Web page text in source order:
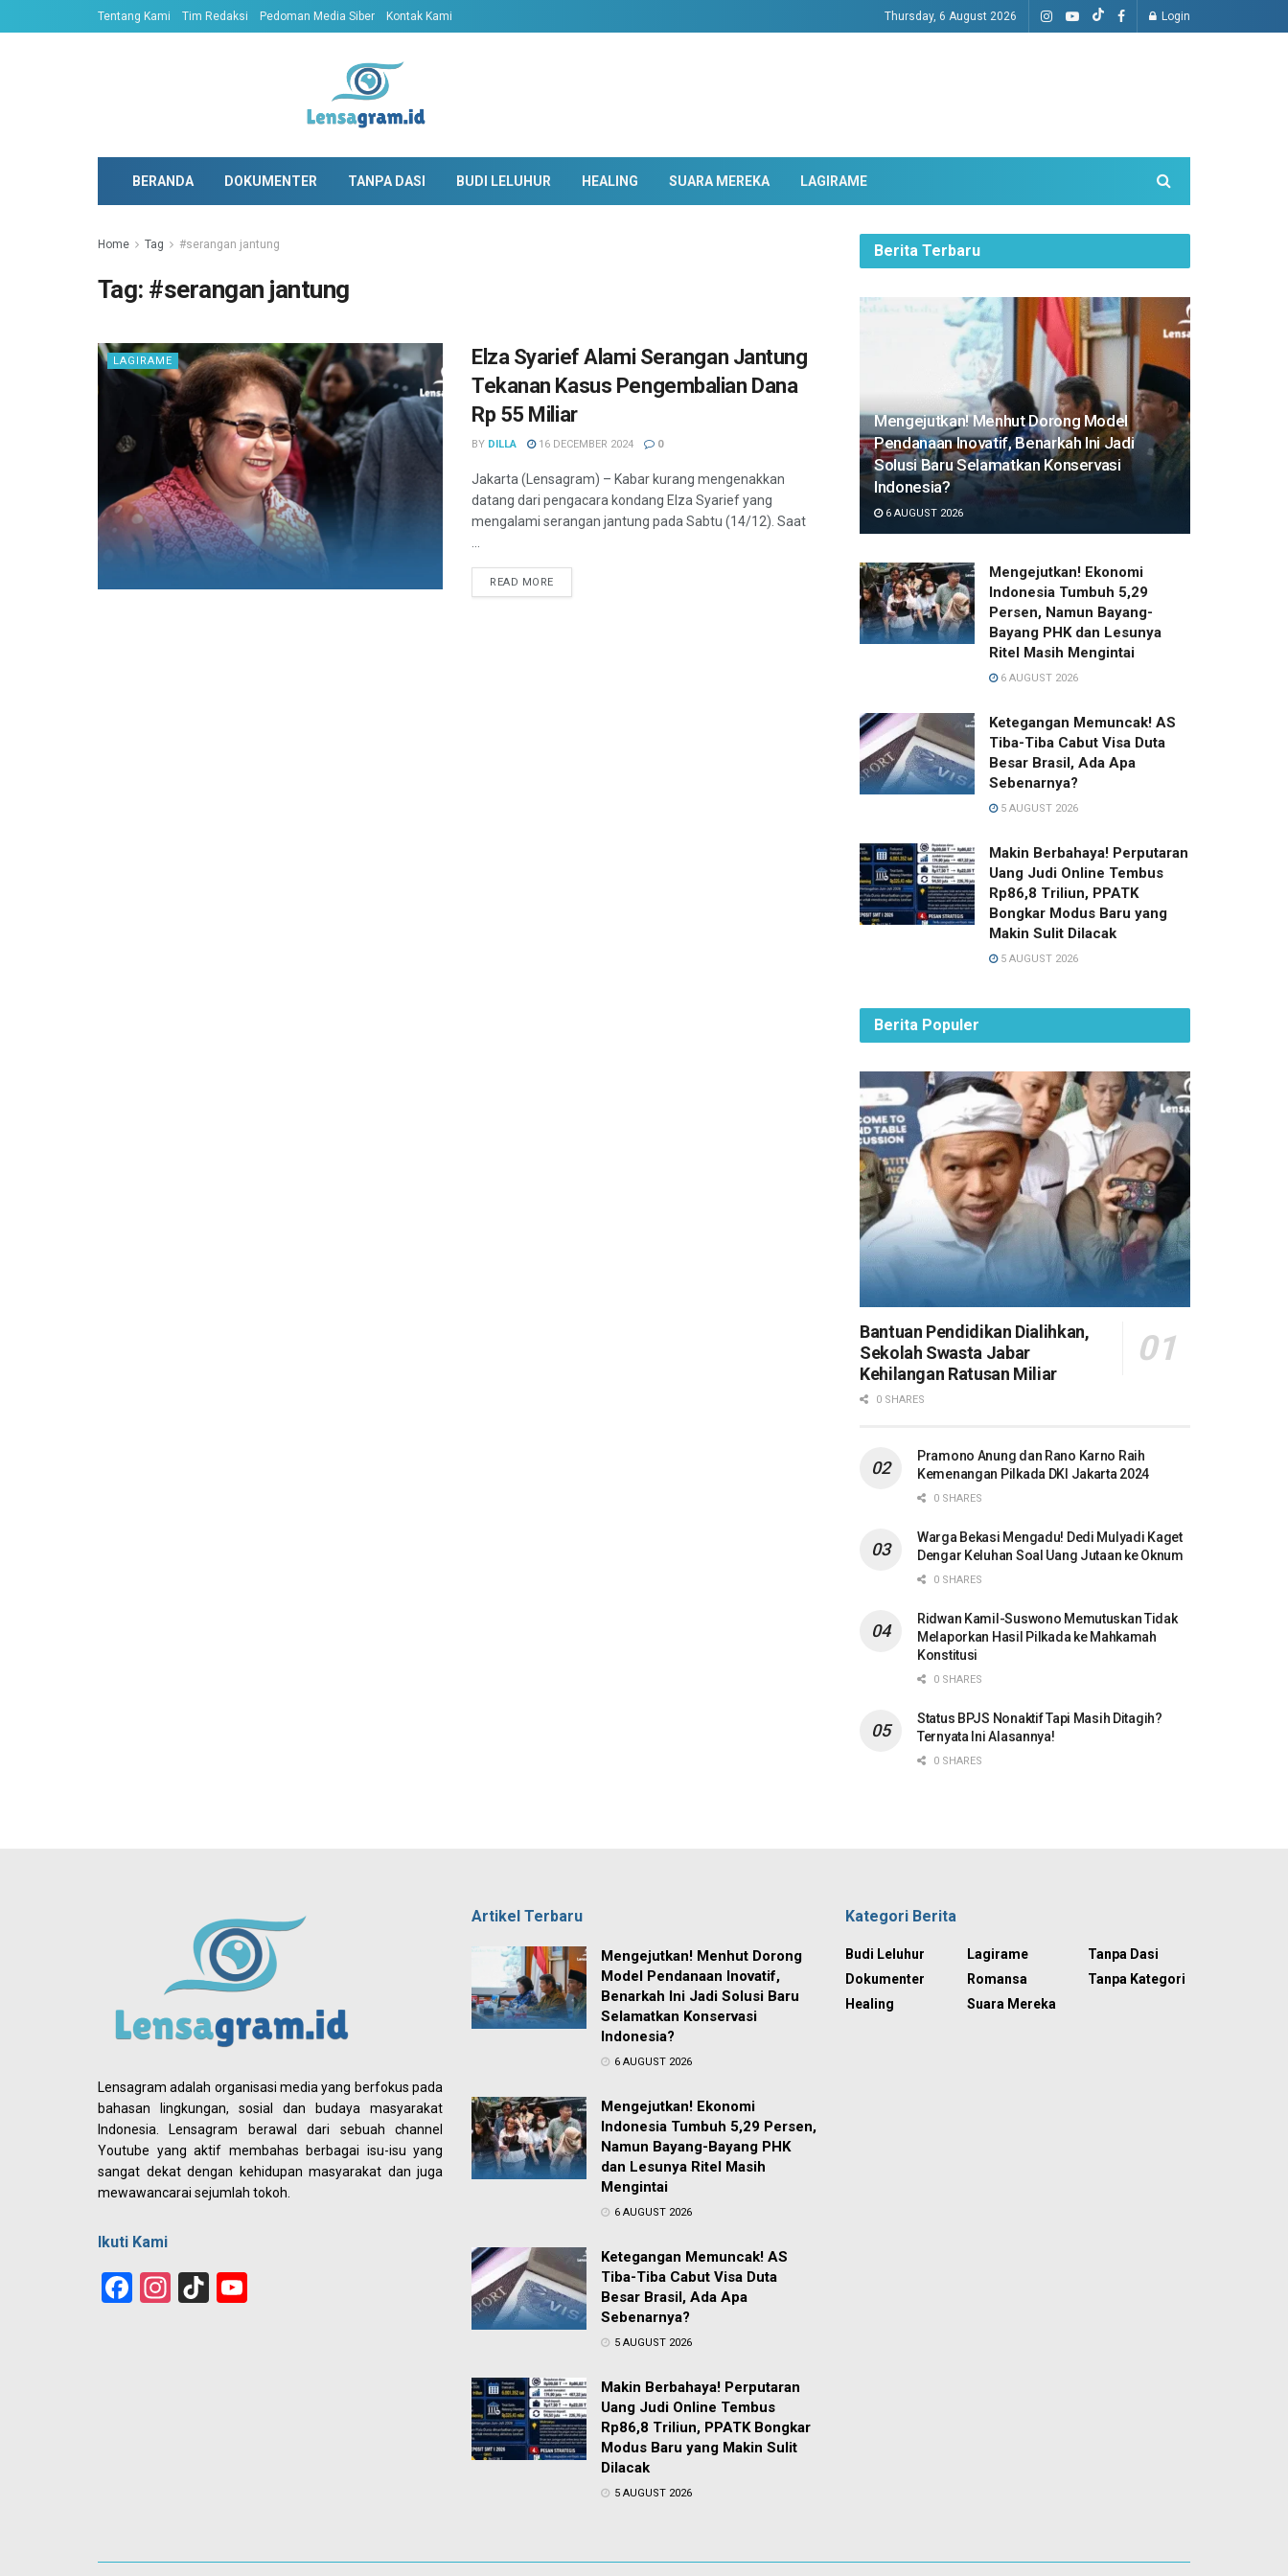
Tentang Kami Tim Redaksi Pedoman Media Siber Kontak Kami Thursday, 6 August 2026 Login
BERANDA DOKUMENTER TANPA DASI BUDI LELUHUR HEALING SUARA MEREKA LAGIRAME
Home Tag #serangan jantung
Tag: #serangan jantung
LAGIRAME
Elza Syarief Alami Serangan Jantung
Tekanan Kasus Pengembalian Dana
Rp 55 Miliar
BY DILLA 16 DECEMBER 2024 0
Jakarta (Lensagram) – Kabar kurang mengenakkan
datang dari pengacara kondang Elza Syarief yang
mengalami serangan jantung pada Sabtu (14/12). Saat
READ MORE
Berita Terbaru
Mengejutkan! Menhut Dorong Model
Pendanaan Inovatif, Benarkah Ini Jadi
Solusi Baru Selamatkan Konservasi
Indonesia?
6 AUGUST 2026
Mengejutkan! Ekonomi
Indonesia Tumbuh 5,29
Persen, Namun Bayang-
Bayang PHK dan Lesunya
Ritel Masih Mengintai
6 AUGUST 2026
Ketegangan Memuncak! AS
Tiba-Tiba Cabut Visa Duta
Besar Brasil, Ada Apa
Sebenarnya?
5 AUGUST 2026
Makin Berbahaya! Perputaran
Uang Judi Online Tembus
Rp86,8 Triliun, PPATK
Bongkar Modus Baru yang
Makin Sulit Dilacak
5 AUGUST 2026
Berita Populer
Bantuan Pendidikan Dialihkan,
Sekolah Swasta Jabar
Kehilangan Ratusan Miliar
0 SHARES
Pramono Anung dan Rano Karno Raih
Kemenangan Pilkada DKI Jakarta 2024
0 SHARES
Warga Bekasi Mengadu! Dedi Mulyadi Kaget
Dengar Keluhan Soal Uang Jutaan ke Oknum
0 SHARES
Ridwan Kamil-Suswono Memutuskan Tidak
Melaporkan Hasil Pilkada ke Mahkamah
Konstitusi
0 SHARES
Status BPJS Nonaktif Tapi Masih Ditagih?
Ternyata Ini Alasannya!
0 SHARES
Lensagram adalah organisasi media yang berfokus pada
bahasan lingkungan, sosial dan budaya masyarakat
Indonesia. Lensagram berawal dari sebuah channel
Youtube yang aktif membahas berbagai isu-isu yang
sangat dekat dengan kehidupan masyarakat dan juga
mewawancarai sejumlah tokoh.
Ikuti Kami
Facebook
Instagram
TikTok
Artikel Terbaru
Mengejutkan! Menhut Dorong
Model Pendanaan Inovatif,
Benarkah Ini Jadi Solusi Baru
Selamatkan Konservasi
Indonesia?
6 AUGUST 2026
Mengejutkan! Ekonomi
Indonesia Tumbuh 5,29 Persen,
Namun Bayang-Bayang PHK
dan Lesunya Ritel Masih
Mengintai
6 AUGUST 2026
Ketegangan Memuncak! AS
Tiba-Tiba Cabut Visa Duta
Besar Brasil, Ada Apa
Sebenarnya?
5 AUGUST 2026
Makin Berbahaya! Perputaran
Uang Judi Online Tembus
Rp86,8 Triliun, PPATK Bongkar
Modus Baru yang Makin Sulit
Dilacak
5 AUGUST 2026
Kategori Berita
Budi Leluhur
Dokumenter
Healing
Lagirame
Romansa
Suara Mereka
Tanpa Dasi
Tanpa Kategori